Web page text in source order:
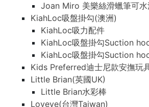
Joan Miro 美樂絲滑蠟筆可
KiahLoc吸盤掛勾(澳洲)
KiahLoc吸力配件
KiahLoc吸盤掛勾Suction
KiahLoc吸盤掛勾Suction
Kids Preferred迪士尼款安撫玩
Little Brian(英國UK)
Little Brian水彩棒
Loveye(台灣Taiwan)